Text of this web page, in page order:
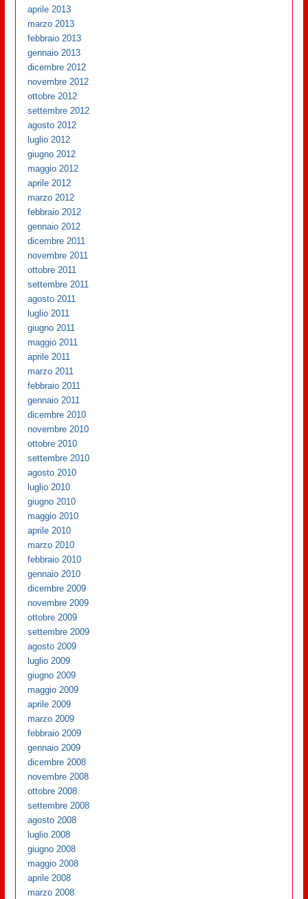
aprile 2013
marzo 2013
febbraio 2013
gennaio 2013
dicembre 2012
novembre 2012
ottobre 2012
settembre 2012
agosto 2012
luglio 2012
giugno 2012
maggio 2012
aprile 2012
marzo 2012
febbraio 2012
gennaio 2012
dicembre 2011
novembre 2011
ottobre 2011
settembre 2011
agosto 2011
luglio 2011
giugno 2011
maggio 2011
aprile 2011
marzo 2011
febbraio 2011
gennaio 2011
dicembre 2010
novembre 2010
ottobre 2010
settembre 2010
agosto 2010
luglio 2010
giugno 2010
maggio 2010
aprile 2010
marzo 2010
febbraio 2010
gennaio 2010
dicembre 2009
novembre 2009
ottobre 2009
settembre 2009
agosto 2009
luglio 2009
giugno 2009
maggio 2009
aprile 2009
marzo 2009
febbraio 2009
gennaio 2009
dicembre 2008
novembre 2008
ottobre 2008
settembre 2008
agosto 2008
luglio 2008
giugno 2008
maggio 2008
aprile 2008
marzo 2008